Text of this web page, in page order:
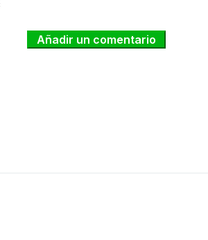
Añadir un comentario